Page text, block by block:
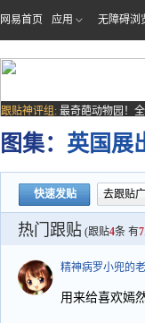
网易首页 应用 无障碍浏
跟贴神评组: 最奇葩动物园！
场子
图集： 英国展
快速发贴 去跟贴
热门跟贴 (跟贴4条 有7
精神病罗小兜的
用来给喜欢嫣